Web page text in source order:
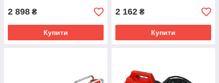
2 898 ₴
Купити
2 162 ₴
Купити